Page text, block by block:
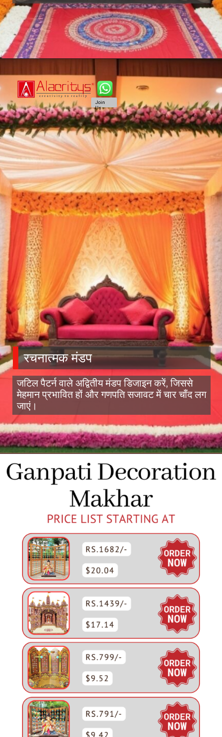
रचनात्मक मंडप
जटिल पैटर्न वाले अद्वितीय मंडप डिजाइन करें, जिससे
मेहमान प्रभावित हों और गणपति सजावट में चार चाँद लग
जाएं।
Join
Us